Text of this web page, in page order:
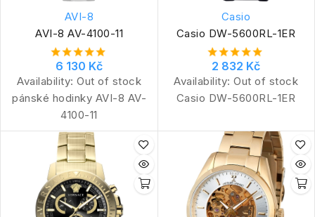
AVI-8
AVI-8 AV-4100-11
6 130 Kč
Availability: Out of stock
pánské hodinky AVI-8 AV-
4100-11
Casio
Casio DW-5600RL-1ER
2 832 Kč
Availability: Out of stock
Casio DW-5600RL-1ER